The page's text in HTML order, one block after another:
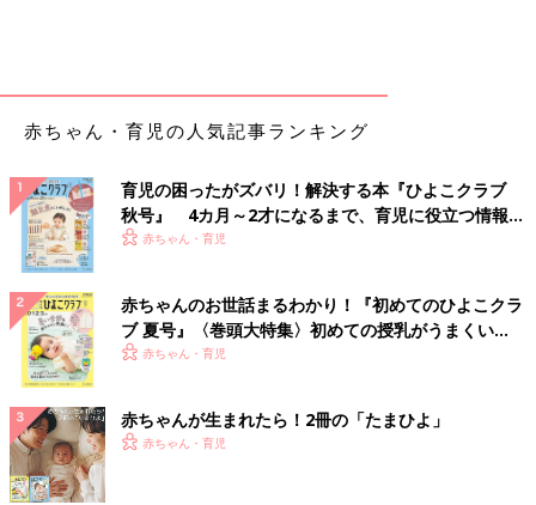
赤ちゃん・育児の人気記事ランキング
育児の困ったがズバリ！解決する本『ひよこクラブ
秋号』 4カ月～2才になるまで、育児に役立つ情報が
いっぱい！
赤ちゃん・育児
赤ちゃんのお世話まるわかり！『初めてのひよこクラ
ブ 夏号』〈巻頭大特集〉初めての授乳がうまくい
く！ おっぱい・ミルクの基本と夏のトラブル 解決テ
赤ちゃん・育児
赤ちゃんが生まれたら！2冊の「たまひよ」
赤ちゃん・育児